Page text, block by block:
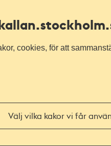
cookies, för att
Välj vilka kakor vi får